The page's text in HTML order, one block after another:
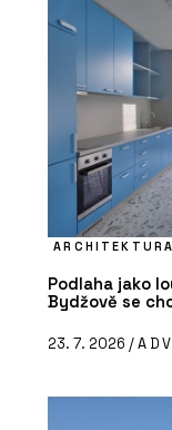
ARCHITEKTURA
Podlaha jako
Bydžově se
23. 7. 2026 /